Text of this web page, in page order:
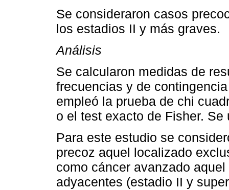
Se consideraron casos
los estadios II y más graves.
Análisis
Se calcularon medidas de
frecuencias y de
empleó la prueba de chi
o el test exacto de Fisher.
Para este estudio se
precoz aquel localizado
como cáncer avanzado
adyacentes (estadio II y